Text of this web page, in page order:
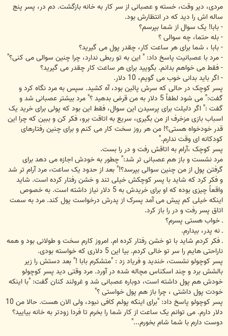
ت
مردی، دیر وقت، خسته و عصبانی از سر کار به خانه بازگشت. دم در، پسر پنج
ساله اش را دید که در انتظارش بود.
- بابا! یک سوال از شما بپرسم؟
- بله حتما، چه سوالی ؟
- بابا ، شما برای هر ساعت کار، چقدر پول می گیرید؟
- مرد با عصبانیت پاسخ داد: " این به تو ربطی ندارد، چرا چنین سوالی می کنی؟"
- فقط می خواهم بدانم. بگویید برای هر ساعت کار چقدر می گیرید؟
- اگر باید بدانی خوب می گویم، 10 دلار.
پسر کوچک در حالی که سرش پائین بود، آه کشید. سپس به مرد نگاه کرد و
گفت:" می شود لطفاً 5 دلار به من قرض بدهید ؟" مرد بیشتر عصبانی شد و
گفت :" اگر دلیلت برای پرسیدن این سوال، فقط این بود که پولی برای خرید یک
اسباب بازی مزخرف از من بگیری، سریع به اتاقت برو، فکر کن و ببین که چرا این
قدر خودخواه هستی؟! من هر روز سخت کار می کنم و برای چنین رفتارهای
کودکانه ای وقت ندارم."
پسر کوچک ،آرام به اتاقش رفت و در را بست.
مرد نشست و باز هم عصبانی تر شد:" چطور به خودش اجازه می دهد برای
گرفتن پول از من چنین سوالی بپرسد؟!" بعد از حدود یک ساعت، مرد آرام تر شد
و فکر کرد که شاید با پسر کوچکش خیلی تند و خشن رفتار کرده است. شاید
واقعاً چیزی بوده که او برای خریدش به 5 دلار نیاز داشته است. به خصوص
اینکه خیلی کم پیش می آمد پسرک از پدرش درخواست پول کند. مرد به سمت
اتاق پسر رفت و در را باز کرد.
ـ خواب هستی پسرم؟
ـ‌ نه پدر، بیدارم.
ـ فکر کردم شاید با تو خشن رفتار کرده ام. امروز کارم سخت و طولانی بود و همه
ناراحتی هایم را سر تو خالی کردم. بیا این 5 دلاری که خواسته بودی.
پسر کوچولو نشست، خندید و فریاد زد : "متشکرم بابا !" بعد دستش را زیر
بالشش برد و چند اسکناس مچاله شده در آورد. مرد وقتی دید پسر کوچولو
خودش هم پول داشته است، دوباره عصبانی شد و غرولند کنان گفت: "با اینکه
خودت پول داشتی ، چرا باز هم پول خواستی ؟"
پسر کوچولو پاسخ داد: "برای اینکه پولم کافی نبود، ولی الان هست. حالا من 10
دلار دارم. می توانم یک ساعت از کار شما را بخرم تا فردا زودتر به خانه بیایید؟
دوست دارم با شما شام بخورم..."